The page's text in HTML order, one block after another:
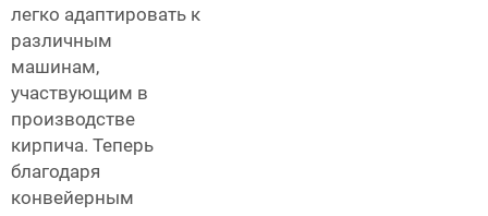
легко адаптировать к
различным
машинам,
участвующим в
производстве
кирпича. Теперь
благодаря
конвейерным